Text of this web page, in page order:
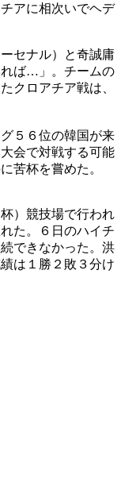
アに相次いでヘデ
セナル）と奇誠庸
れば…」。チームの
クロアチア戦は、
５６位の韓国が来
会で対戦する可能
苦杯を嘗めた。
）競技場で行われ
た。６日のハイチ
できなかった。洪
は１勝２敗３分け